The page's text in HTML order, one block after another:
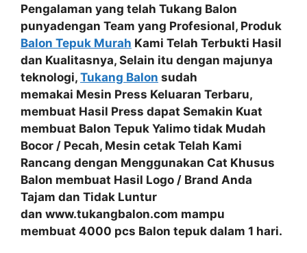
Pengalaman yang telah Tukang Balon
punyadengan Team yang Profesional, Produk
Balon Tepuk Murah Kami Telah Terbukti Hasil
dan Kualitasnya, Selain itu dengan majunya
teknologi, Tukang Balon sudah
memakai Mesin Press Keluaran Terbaru,
membuat Hasil Press dapat Semakin Kuat
membuat Balon Tepuk Yalimo tidak Mudah
Bocor / Pecah, Mesin cetak Telah Kami
Rancang dengan Menggunakan Cat Khusus
Balon membuat Hasil Logo / Brand Anda
Tajam dan Tidak Luntur
dan www.tukangbalon.com mampu
membuat 4000 pcs Balon tepuk dalam 1 hari.